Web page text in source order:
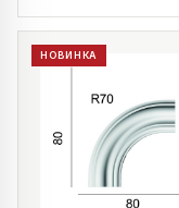
НОВИНКА